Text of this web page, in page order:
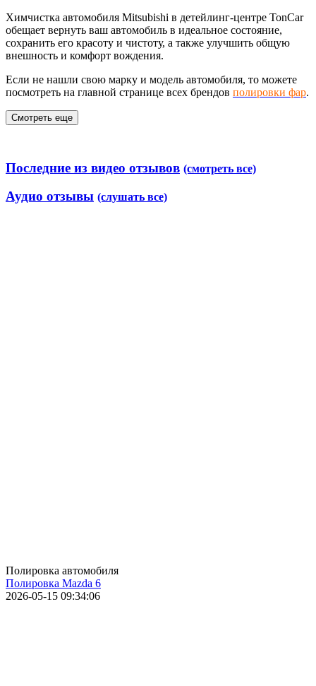
Химчистка автомобиля Mitsubishi в детейлинг-центре TonCar
обещает вернуть ваш автомобиль в идеальное состояние,
сохранить его красоту и чистоту, а также улучшить общую
внешность и комфорт вождения.
Если не нашли свою марку и модель автомобиля, то можете
посмотреть на главной странице всех брендов полировки фар.
Смотреть еще
Последние из видео отзывов (смотреть все)
Аудио отзывы (слушать все)
Полировка автомобиля
Полировка Mazda 6
2026-05-15 09:34:06